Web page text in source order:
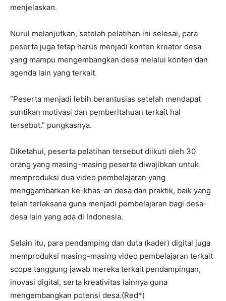
menjelaskan.
Nurul melanjutkan, setelah pelatihan ini selesai, para
peserta juga tetap harus menjadi konten kreator desa
yang mampu mengembangkan desa melalui konten dan
agenda lain yang terkait.
“Peserta menjadi lebih berantusias setelah mendapat
suntikan motivasi dan pemberitahuan terkait hal
tersebut.” pungkasnya.
Diketahui, peserta pelatihan tersebut diikuti oleh 30
orang yang masing-masing peserta diwajibkan untuk
memproduksi dua video pembelajaran yang
menggambarkan ke-khas-an desa dan praktik, baik yang
telah terlaksana guna menjadi pembelajaran bagi desa-
desa lain yang ada di Indonesia.
Selain itu, para pendamping dan duta (kader) digital juga
memproduksi masing-masing video pembelajaran terkait
scope tanggung jawab mereka terkait pendampingan,
inovasi digital, serta kreativitas lainnya guna
mengembangkan potensi desa.(Red*)